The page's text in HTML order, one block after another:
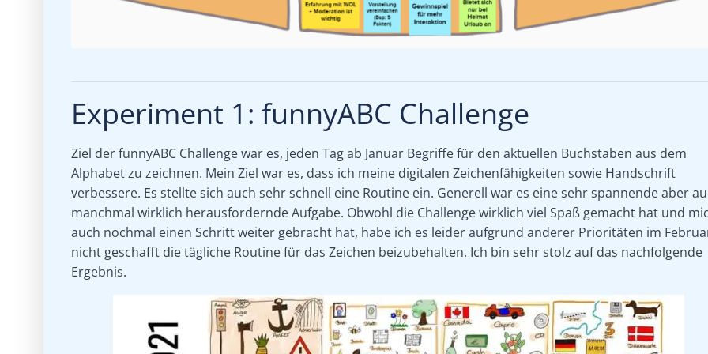
Experiment 1: funnyABC Challenge
Ziel der funnyABC Challenge war es, jeden Tag ab Januar Begriffe für den aktuellen Buchstaben aus dem
Alphabet zu zeichnen. Mein Ziel war es, dass ich meine digitalen Zeichenfähigkeiten sowie Handschrift
verbessere. Es stellte sich auch sehr schnell eine Routine ein. Generell war es eine sehr spannende aber
manchmal wirklich herausfordernde Aufgabe. Obwohl die Challenge wirklich viel Spaß gemacht hat und
auch nochmal einen Schritt weiter gebracht hat, habe ich es leider aufgrund anderer Prioritäten im
nicht geschafft die tägliche Routine für das Zeichen beizubehalten. Ich bin sehr stolz auf das nachfolgende
Ergebnis.